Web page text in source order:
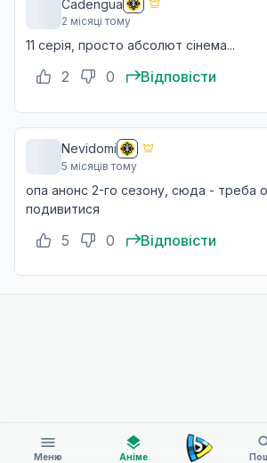
menu
Меню
layers
Аніме
Cadengua
2 місяці тому
11 серія, просто абсолют сінема...
2 0 Відповісти
Nevidomi
5 місяців тому
опа анонс 2-го сезону, сюда - треба
подивитися
5 0 Відповісти